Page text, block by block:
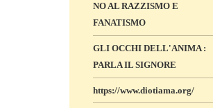
NO AL RAZZISMO E
FANATISMO
GLI OCCHI DELL'ANIMA :
PARLA IL SIGNORE
https://www.diotiama.org/